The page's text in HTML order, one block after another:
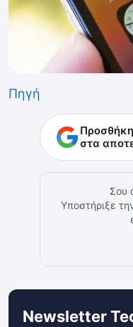
Πηγή
στα
Σου
Υποστήριξε
Newsletter